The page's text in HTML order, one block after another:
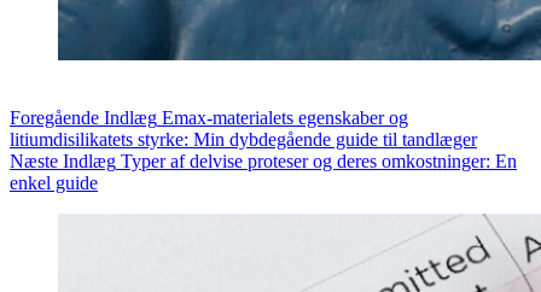
Foregående Indlæg Emax-materialets egenskaber og
litiumdisilikatets styrke: Min dybdegående guide til tandlæger
Næste Indlæg Typer af delvise proteser og deres omkostninger: En
enkel guide